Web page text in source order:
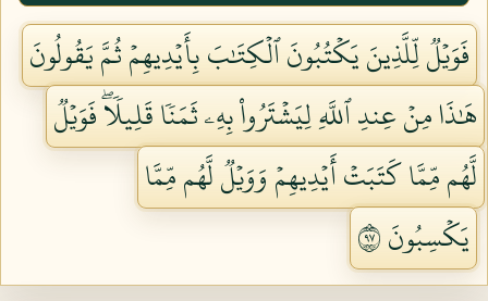
فَوَيۡلٞ لِّلَّذِينَ يَكۡتُبُونَ ٱلۡكِتَٰبَ بِأَيۡدِيهِمۡ ثُمَّ يَقُولُونَ
هَٰذَا مِنۡ عِندِ ٱللَّهِ لِيَشۡتَرُواْ بِهِۦ ثَمَنٗا قَلِيلٗاۖ فَوَيۡلٞ
لَّهُم مِّمَّا كَتَبَتۡ أَيۡدِيهِمۡ وَوَيۡلٞ لَّهُم مِّمَّا
يَكۡسِبُونَ ٧٩